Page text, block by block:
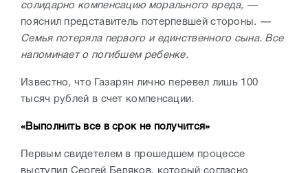
солидарно компенсацию морального вреда, —
пояснил представитель потерпевшей стороны. —
Семья потеряла первого и единственного сына. Все
напоминает о погибшем ребенке.
Известно, что Газарян лично перевел лишь 100
тысяч рублей в счет компенсации.
«Выполнить все в срок не получится»
Первым свидетелем в прошедшем процессе